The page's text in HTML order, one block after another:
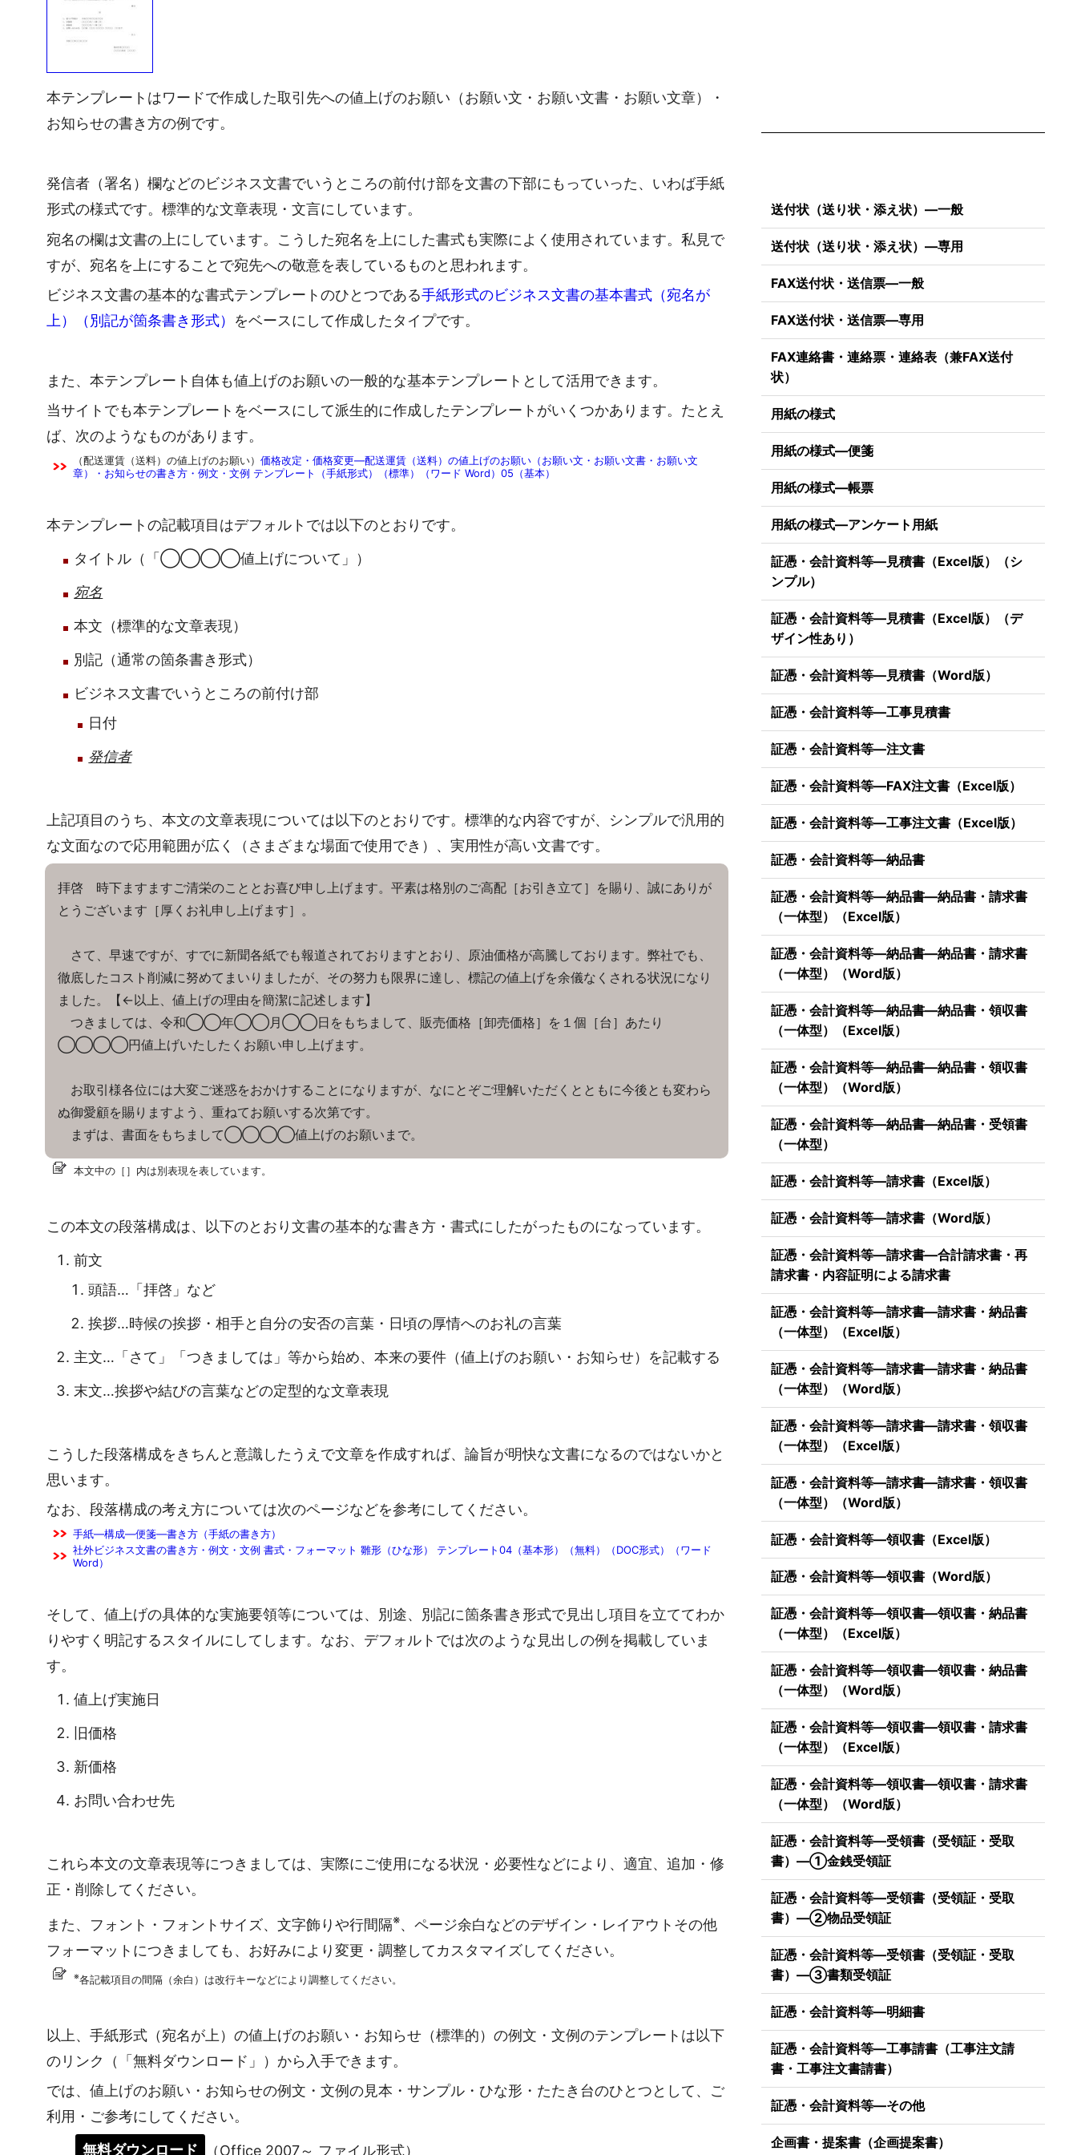
本テンプレートはワードで作成した取引先への値上げのお願い（お願い文・お願い文書・お願い文章）・
お知らせの書き方の例です。
発信者（署名）欄などのビジネス文書でいうところの前付け部を文書の下部にもっていった、いわば手紙
形式の様式です。標準的な文章表現・文言にしています。
宛名の欄は文書の上にしています。こうした宛名を上にした書式も実際によく使用されています。私見で
すが、宛名を上にすることで宛先への敬意を表しているものと思われます。
ビジネス文書の基本的な書式テンプレートのひとつである手紙形式のビジネス文書の基本書式（宛名が
上）（別記が箇条書き形式） をベースにして作成したタイプです。
また、本テンプレート自体も値上げのお願いの一般的な基本テンプレートとして活用できます。
当サイトでも本テンプレートをベースにして派生的に作成したテンプレートがいくつかあります。たとえ
ば、次のようなものがあります。
（配送運賃（送料）の値上げのお願い）価格改定・価格変更―配送運賃（送料）の値上げのお願い（お願い文・お願い文書・お願い文
章）・お知らせの書き方・例文・文例 テンプレート（手紙形式）（標準）（ワード Word）05（基本）
本テンプレートの記載項目はデフォルトでは以下のとおりです。
タイトル（「◯◯◯◯値上げについて」）
宛名
本文（標準的な文章表現）
別記（通常の箇条書き形式）
ビジネス文書でいうところの前付け部
日付
発信者
上記項目のうち、本文の文章表現については以下のとおりです。標準的な内容ですが、シンプルで汎用的
な文面なので応用範囲が広く（さまざまな場面で使用でき）、実用性が高い文書です。
拝啓 時下ますますご清栄のこととお喜び申し上げます。平素は格別のご高配［お引き立て］を賜り、誠にありが
とうございます［厚くお礼申し上げます］。
さて、早速ですが、すでに新聞各紙でも報道されておりますとおり、原油価格が高騰しております。弊社でも、
徹底したコスト削減に努めてまいりましたが、その努力も限界に達し、標記の値上げを余儀なくされる状況になり
ました。【←以上、値上げの理由を簡潔に記述します】
つきましては、令和◯◯年◯◯月◯◯日をもちまして、販売価格［卸売価格］を１個［台］あたり
◯◯◯◯円値上げいたしたくお願い申し上げます。
お取引様各位には大変ご迷惑をおかけすることになりますが、なにとぞご理解いただくとともに今後とも変わら
ぬ御愛顧を賜りますよう、重ねてお願いする次第です。
まずは、書面をもちまして◯◯◯◯値上げのお願いまで。
本文中の［］内は別表現を表しています。
この本文の段落構成は、以下のとおり文書の基本的な書き方・書式にしたがったものになっています。
前文
頭語…「拝啓」など
挨拶…時候の挨拶・相手と自分の安否の言葉・日頃の厚情へのお礼の言葉
主文…「さて」「つきましては」等から始め、本来の要件（値上げのお願い・お知らせ）を記載する
末文…挨拶や結びの言葉などの定型的な文章表現
こうした段落構成をきちんと意識したうえで文章を作成すれば、論旨が明快な文書になるのではないかと
思います。
なお、段落構成の考え方については次のページなどを参考にしてください。
手紙―構成―便箋―書き方（手紙の書き方）
社外ビジネス文書の書き方・例文・文例 書式・フォーマット 雛形（ひな形） テンプレート04（基本形）（無料）（DOC形式）（ワード
Word）
そして、値上げの具体的な実施要領等については、別途、別記に箇条書き形式で見出し項目を立ててわか
りやすく明記するスタイルにしてします。なお、デフォルトでは次のような見出しの例を掲載していま
す。
値上げ実施日
旧価格
新価格
お問い合わせ先
これら本文の文章表現等につきましては、実際にご使用になる状況・必要性などにより、適宜、追加・修
正・削除してください。
また、フォント・フォントサイズ、文字飾りや行間隔※、ページ余白などのデザイン・レイアウトその他
フォーマットにつきましても、お好みにより変更・調整してカスタマイズしてください。
※各記載項目の間隔（余白）は改行キーなどにより調整してください。
以上、手紙形式（宛名が上）の値上げのお願い・お知らせ（標準的）の例文・文例のテンプレートは以下
のリンク（「無料ダウンロード」）から入手できます。
では、値上げのお願い・お知らせの例文・文例の見本・サンプル・ひな形・たたき台のひとつとして、ご
利用・ご参考にしてください。
無料ダウンロード
（Office 2007～ ファイル形式）
送付状（送り状・添え状）―一般
送付状（送り状・添え状）―専用
FAX送付状・送信票―一般
FAX送付状・送信票―専用
FAX連絡書・連絡票・連絡表（兼FAX送付
状）
用紙の様式
用紙の様式―便箋
用紙の様式―帳票
用紙の様式―アンケート用紙
証憑・会計資料等―見積書（Excel版）（シ
ンプル）
証憑・会計資料等―見積書（Excel版）（デ
ザイン性あり）
証憑・会計資料等―見積書（Word版）
証憑・会計資料等―工事見積書
証憑・会計資料等―注文書
証憑・会計資料等―FAX注文書（Excel版）
証憑・会計資料等―工事注文書（Excel版）
証憑・会計資料等―納品書
証憑・会計資料等―納品書―納品書・請求書
（一体型）（Excel版）
証憑・会計資料等―納品書―納品書・請求書
（一体型）（Word版）
証憑・会計資料等―納品書―納品書・領収書
（一体型）（Excel版）
証憑・会計資料等―納品書―納品書・領収書
（一体型）（Word版）
証憑・会計資料等―納品書―納品書・受領書
（一体型）
証憑・会計資料等―請求書（Excel版）
証憑・会計資料等―請求書（Word版）
証憑・会計資料等―請求書―合計請求書・再
請求書・内容証明による請求書
証憑・会計資料等―請求書―請求書・納品書
（一体型）（Excel版）
証憑・会計資料等―請求書―請求書・納品書
（一体型）（Word版）
証憑・会計資料等―請求書―請求書・領収書
（一体型）（Excel版）
証憑・会計資料等―請求書―請求書・領収書
（一体型）（Word版）
証憑・会計資料等―領収書（Excel版）
証憑・会計資料等―領収書（Word版）
証憑・会計資料等―領収書―領収書・納品書
（一体型）（Excel版）
証憑・会計資料等―領収書―領収書・納品書
（一体型）（Word版）
証憑・会計資料等―領収書―領収書・請求書
（一体型）（Excel版）
証憑・会計資料等―領収書―領収書・請求書
（一体型）（Word版）
証憑・会計資料等―受領書（受領証・受取
書）―①金銭受領証
証憑・会計資料等―受領書（受領証・受取
書）―②物品受領証
証憑・会計資料等―受領書（受領証・受取
書）―③書類受領証
証憑・会計資料等―明細書
証憑・会計資料等―工事請書（工事注文請
書・工事注文書請書）
証憑・会計資料等―その他
企画書・提案書（企画提案書）